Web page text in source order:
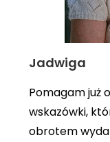
Jadwiga
Pomagam już
wskazówki,
obrotem